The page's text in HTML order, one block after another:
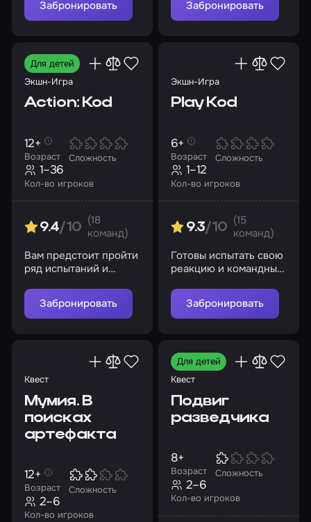
Забронировать
Забронировать
Для детей
Экшн-Игра
Action: Kod
Возраст
12+
Сложность
Кол-во игроков
1–36
9.4/10
(18
команд)
Вам предстоит пройти
ряд испытаний и
ваши способности
человечеству
Забронировать
Экшн-Игра
Play Kod
Возраст
6+
Сложность
Кол-во игроков
1–12
9.3/10
(15
команд)
Готовы испытать свою
реакцию и командный
Забронировать
Квест
Мумия. В
поисках
артефакта
Возраст
12+
Сложность
Кол-во игроков
2–6
Для детей
Квест
Подвиг
разведчика
Возраст
8+
Сложность
Кол-во игроков
2–6